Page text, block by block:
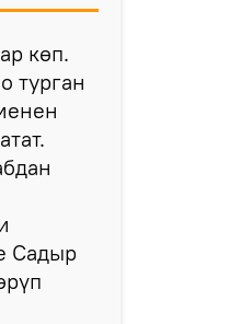
көп.
турган
Садыр